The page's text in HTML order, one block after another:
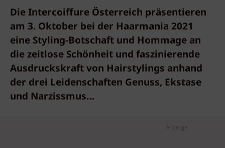
Die Intercoiffure Österreich präsentieren
am 3. Oktober bei der Haarmania 2021
eine Styling-Botschaft und Hommage an
die zeitlose Schönheit und faszinierende
Ausdruckskraft von Hairstylings anhand
der drei Leidenschaften Genuss, Ekstase
und Narzissmus…
Anzeige